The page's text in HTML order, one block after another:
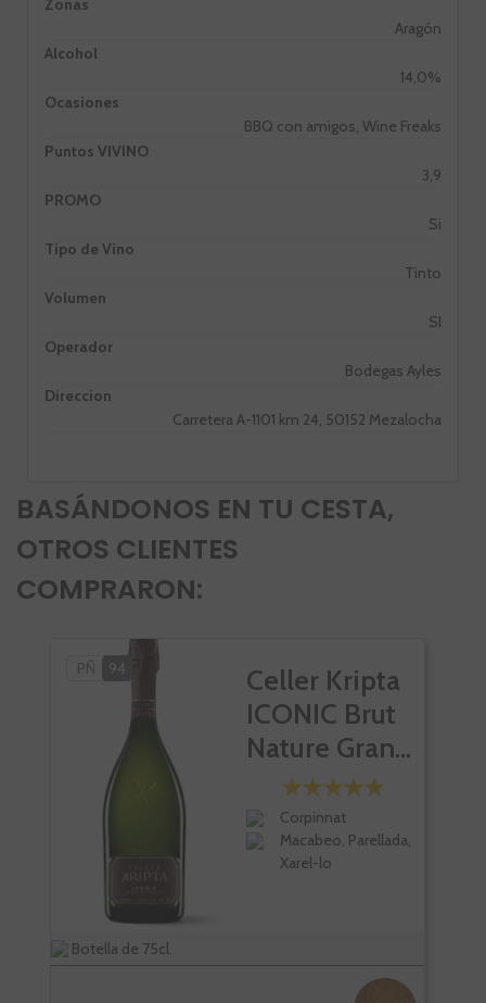
Zonas
Aragón
Alcohol
14,0%
Ocasiones
BBQ con amigos, Wine Freaks
Puntos VIVINO
3,9
PROMO
Si
Tipo de Vino
Tinto
Volumen
SI
Operador
Bodegas Ayles
Direccion
Carretera A-1101 km 24, 50152 Mezalocha
BASÁNDONOS EN TU CESTA,
OTROS CLIENTES
COMPRARON:
PÑ 94
Celler Kripta
ICONIC Brut
Nature Gran...
Corpinnat
Macabeo, Parellada,
Xarel-lo
Botella de 75cl.